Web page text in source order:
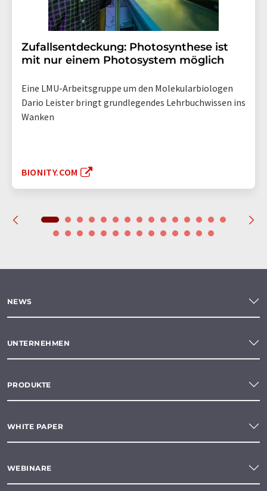
Zufallsentdeckung: Photosynthese ist
mit nur einem Photosystem möglich
Eine LMU-Arbeitsgruppe um den Molekularbiologen
Dario Leister bringt grundlegendes Lehrbuchwissen ins
Wanken
BIONITY.COM
NEWS
UNTERNEHMEN
PRODUKTE
WHITE PAPER
WEBINARE